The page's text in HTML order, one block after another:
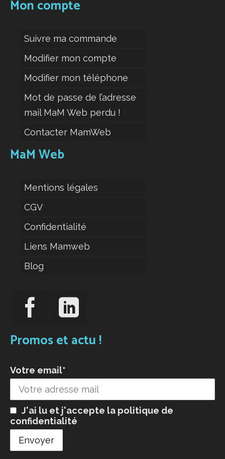
Mon compte
Suivre ma commande
Modifier mon compte
Modifier mon téléphone
Mot de passe de l’adresse
mail MaM Web perdu !
Contacter MamWeb
MaM Web
Mentions légales
CGV
Confidentialité
Liens Mamweb
Blog
Promos et actu !
Votre email*
J'ai lu et j'accepte la politique de
confidentialité